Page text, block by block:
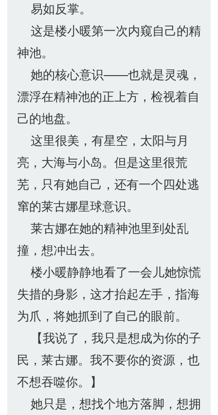
易如反掌。
这是楼小暖第一次内窥自己的精
神池。
她的核心意识——也就是灵魂，
漂浮在精神池的正上方，检视着自
己的地盘。
这里很美，有星空，太阳与月
亮，大海与小岛。但是这里很荒
芜，只有她自己，还有一个四处逃
窜的莱古娜星球意识。
莱古娜在她的精神池里到处乱
撞，想冲出去。
楼小暖静静地看了一会儿她惊慌
失措的身影，这才抬起左手，指海
为爪，将她抓到了自己的眼前。
【我说了，我只是想成为你的子
民，莱古娜。我不要你的资源，也
不想吞噬你。】
她只是，想找个地方落脚，想拥